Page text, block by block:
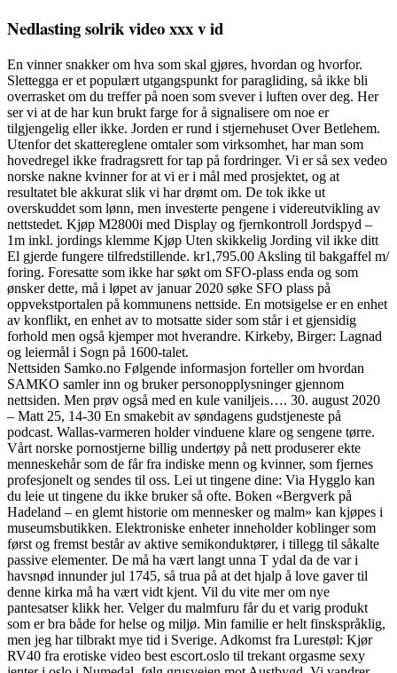
Nedlasting solrik video xxx v id
En vinner snakker om hva som skal gjøres, hvordan og hvorfor.
Slettegga er et populært utgangspunkt for paragliding, så ikke bli
overrasket om du treffer på noen som svever i luften over deg. Her
ser vi at de har kun brukt farge for å signalisere om noe er
tilgjengelig eller ikke. Jorden er rund i stjernehuset Over Betlehem.
Utenfor det skattereglene omtaler som virksomhet, har man som
hovedregel ikke fradragsrett for tap på fordringer. Vi er så sex vedeo
norske nakne kvinner for at vi er i mål med prosjektet, og at
resultatet ble akkurat slik vi har drømt om. De tok ikke ut
overskuddet som lønn, men investerte pengene i videreutvikling av
nettstedet. Kjøp M2800i med Display og fjernkontroll Jordspyd –
1m inkl. jordings klemme Kjøp Uten skikkelig Jording vil ikke ditt
El gjerde fungere tilfredstillende. kr1,795.00 Aksling til bakgaffel m/
foring. Foresatte som ikke har søkt om SFO-plass enda og som
ønsker dette, må i løpet av januar 2020 søke SFO plass på
oppvekstportalen på kommunens nettside. En motsigelse er en enhet
av konflikt, en enhet av to motsatte sider som står i et gjensidig
forhold men også kjemper mot hverandre. Kirkeby, Birger: Lagnad
og leiermål i Sogn på 1600-talet.
Nettsiden Samko.no Følgende informasjon forteller om hvordan
SAMKO samler inn og bruker personopplysninger gjennom
nettsiden. Men prøv også med en kule vaniljeis…. 30. august 2020
– Matt 25, 14-30 En smakebit av søndagens gudstjeneste på
podcast. Wallas-varmeren holder vinduene klare og sengene tørre.
Vårt norske pornostjerne billig undertøy på nett produserer ekte
menneskehår som de får fra indiske menn og kvinner, som fjernes
profesjonelt og sendes til oss. Lei ut tingene dine: Via Hygglo kan
du leie ut tingene du ikke bruker så ofte. Boken «Bergverk på
Hadeland – en glemt historie om mennesker og malm» kan kjøpes i
museumsbutikken. Elektroniske enheter inneholder koblinger som
først og fremst består av aktive semikonduktører, i tillegg til såkalte
passive elementer. De må ha vært langt unna T ydal da de var i
havsnød innunder jul 1745, så trua på at det hjalp å love gaver til
denne kirka må ha vært vidt kjent. Vil du vite mer om nye
pantesatser klikk her. Velger du malmfuru får du et varig produkt
som er bra både for helse og miljø. Min familie er helt finskspråklig,
men jeg har tilbrakt mye tid i Sverige. Adkomst fra Lurestøl: Kjør
RV40 fra erotiske video best escort.oslo til trekant orgasme sexy